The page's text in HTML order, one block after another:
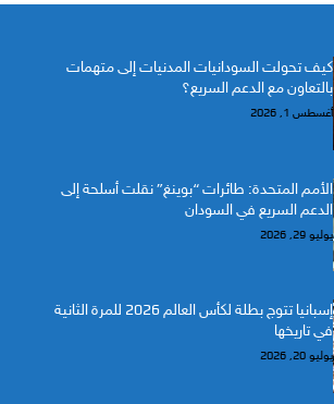
كيف تحولت السودانيات المدنيات إلى متهمات
بالتعاون مع الدعم السريع؟
أغسطس 1, 2026
الأمم المتحدة: طائرات “بوينغ” نقلت أسلحة إلى
الدعم السريع في السودان
يوليو 29, 2026
إسبانيا تتوج بطلة لكأس العالم 2026 للمرة الثانية
في تاريخها
يوليو 20, 2026